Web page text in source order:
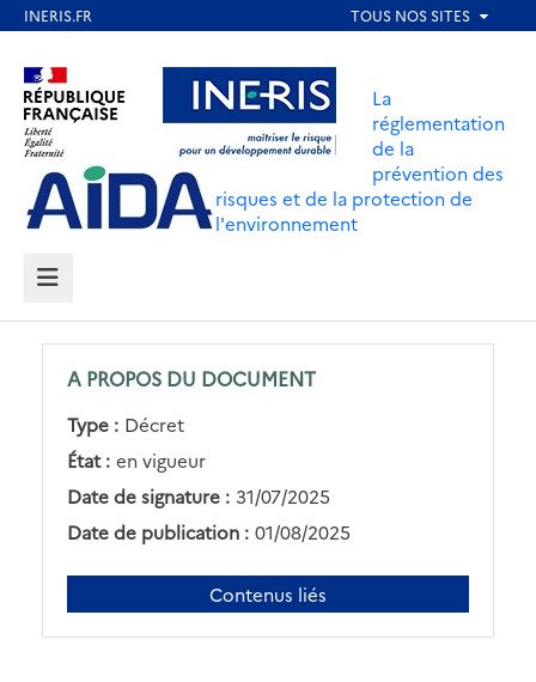
contenu
principal
Aller au contenu Aller au menu
Aller au pied de page
La
réglementation
de la
prévention des
risques et de la protection de
l'environnement
MENU
A PROPOS DU DOCUMENT
Type : Décret
État : en vigueur
Date de signature : 31/07/2025
Date de publication : 01/08/2025
Contenus liés